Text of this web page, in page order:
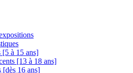
[5 à 15 ans]
[13 à 18 ans]
[dès 16 ans]